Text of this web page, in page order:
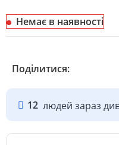
Немає в наявності
Поділитися:
12 людей зараз